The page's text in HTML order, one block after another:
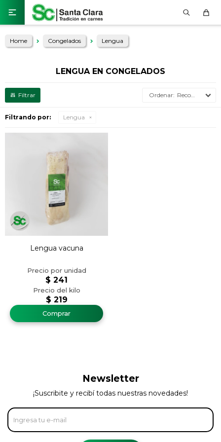

Home Congelados Lengua
LENGUA EN CONGELADOS
Recomendados
Filtrando por: Lengua
Lengua vacuna
$ 219
$ 241
Newsletter
¡Suscribite y recibí todas nuestras novedades!